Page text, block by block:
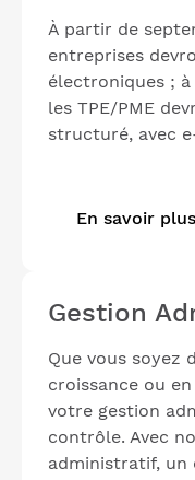
À partir de
entreprises
électroniques ;
les TPE/PME
structuré, avec
En savoir plus
Gestion
Que vous soyez
croissance ou
votre gestion
contrôle. Avec
administratif, un